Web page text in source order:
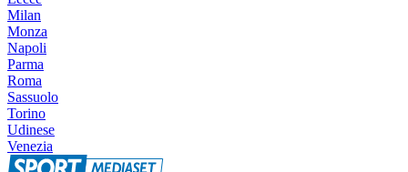
Milan
Monza
Napoli
Parma
Roma
Sassuolo
Torino
Udinese
Venezia